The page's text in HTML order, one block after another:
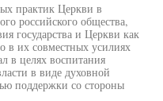
практик Церкви в
российского общества,
государства и Церкви как
в их совместных усилиях
в целях воспитания
в виде духовной
поддержки со стороны